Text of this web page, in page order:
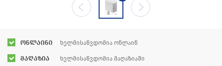
ონლაინი ხელმისაწვდომია ონლაინ
მაღაზია ხელმისაწვდომია მაღაზიაში